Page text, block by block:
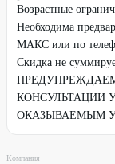
Возрастные
Необходима
МАКС или по
Скидка не
КОНСУЛЬТАЦИИ
ОКАЗЫВАЕМЫМ
Компания